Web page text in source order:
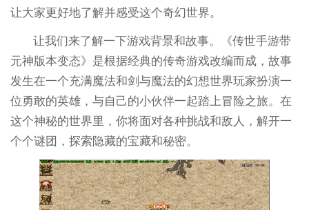
让大家更好地了解并感受这个奇幻世界。
让我们来了解一下游戏背景和故事。《传世手游带
元神版本变态》是根据经典的传奇游戏改编而成，故事
发生在一个充满魔法和剑与魔法的幻想世界玩家扮演一
位勇敢的英雄，与自己的小伙伴一起踏上冒险之旅。在
这个神秘的世界里，你将面对各种挑战和敌人，解开一
个个谜团，探索隐藏的宝藏和秘密。